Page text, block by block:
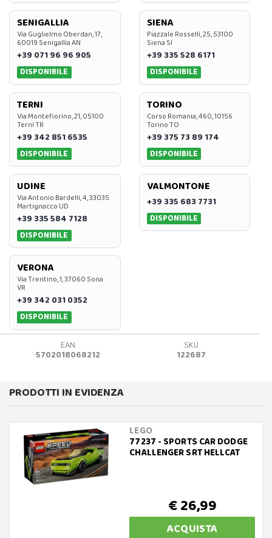
SENIGALLIA
Via Guglielmo Oberdan, 17,
60019 Senigallia AN
+39 071 96 96 905
DISPONIBILE
SIENA
Piazzale Rosselli, 25, 53100
Siena SI
+39 335 528 6171
DISPONIBILE
TERNI
Via Montefiorino, 21, 05100
Terni TR
+39 342 851 6535
DISPONIBILE
TORINO
Corso Romania, 460, 10156
Torino TO
+39 375 73 89 174
DISPONIBILE
UDINE
Via Antonio Bardelli, 4, 33035
Martignacco UD
+39 335 584 7128
DISPONIBILE
VALMONTONE
+39 335 683 7731
DISPONIBILE
VERONA
Via Trentino, 1, 37060 Sona
VR
+39 342 031 0352
DISPONIBILE
EAN
5702018068212
SKU
122687
PRODOTTI IN EVIDENZA
LEGO
77237 - SPORTS CAR DODGE
CHALLENGER SRT HELLCAT
€ 26,99
ACQUISTA